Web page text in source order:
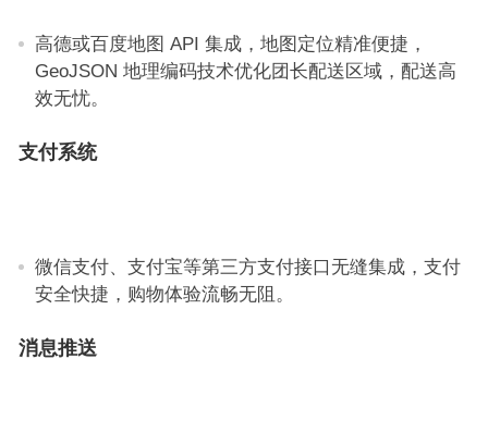
高德或百度地图 API 集成，地图定位精准便捷，
GeoJSON 地理编码技术优化团长配送区域，配送高
效无忧。
支付系统
微信支付、支付宝等第三方支付接口无缝集成，支付
安全快捷，购物体验流畅无阻。
消息推送